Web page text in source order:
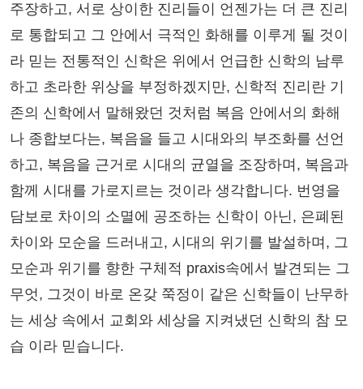
주장하고, 서로 상이한 진리들이 언젠가는 더 큰 진리
로 통합되고 그 안에서 극적인 화해를 이루게 될 것이
라 믿는 전통적인 신학은 위에서 언급한 신학의 남루
하고 초라한 위상을 부정하겠지만, 신학적 진리란 기
존의 신학에서 말해왔던 것처럼 복음 안에서의 화해
나 종합보다는, 복음을 들고 시대와의 부조화를 선언
하고, 복음을 근거로 시대의 균열을 조장하며, 복음과
함께 시대를 가로지르는 것이라 생각합니다. 번영을
담보로 차이의 소멸에 공조하는 신학이 아닌, 은폐된
차이와 모순을 드러내고, 시대의 위기를 발설하며, 그
모순과 위기를 향한 구체적 praxis속에서 발견되는 그
무엇, 그것이 바로 온갖 쭉정이 같은 신학들이 난무하
는 세상 속에서 교회와 세상을 지켜냈던 신학의 참 모
습 이라 믿습니다.